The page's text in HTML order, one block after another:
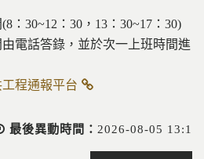
：30~12：30，13：30~17：30)
電話答錄，並於次一上班時間進
程通報平台
最後異動時間： 2026-08-05 13:1